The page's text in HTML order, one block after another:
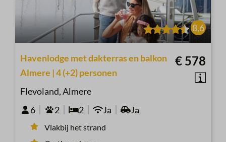
8,6
€ 578
Havenlodge met dakterras en balkon
Almere | 4 (+2) personen
Flevoland, Almere
6
2 2 Ja Ja
Vlakbij het strand